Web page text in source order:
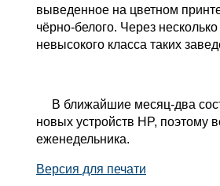
выведенное на цветном
чёрно-белого. Через
невысокого класса таких
В ближайшие месяц-два
новых устройств HP, поэтому
еженедельника.
Версия для печати